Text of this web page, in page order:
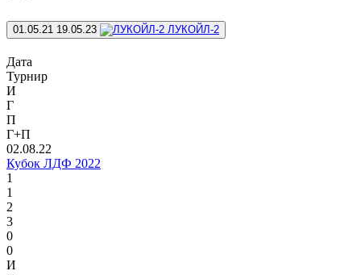
01.05.21 19.05.23 ЛУКОЙЛ-2
Дата
Турнир
И
Г
П
Г+П
02.08.22
Кубок ЛДФ 2022
1
1
2
3
0
0
И